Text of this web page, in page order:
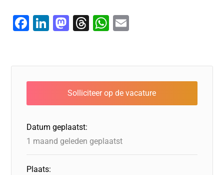
F
e
b
o
o
k
Li
e
dI
n
M
o
d
o
n
T
a
d
s
W
s
A
p
l
Datum geplaatst:
1 maand geleden geplaatst
Plaats: